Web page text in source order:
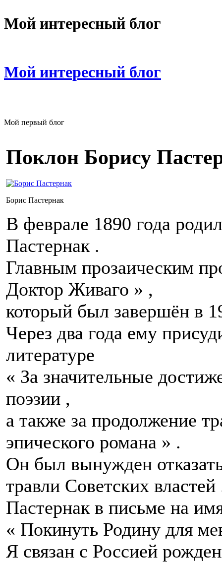
Мой интересный блог
Мой интересный блог
Мой первый блог
Поклон Борису
Борис Пастернак
В феврале 1890 года
Пастернак .
Главным прозаическим
Доктор Живаго » ,
который был завершён в
Через два года ему
литературе
« За значительные
поэзии ,
а также за продолжение
эпического романа » .
Он был вынужден
травли Советских властей
Пастернак в письме на
« Покинуть Родину для
Я связан с Россией